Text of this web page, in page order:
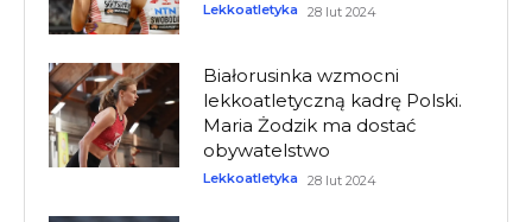
Lekkoatletyka 28 lut 2024
Białorusinka wzmocni
lekkoatletyczną kadrę Polski.
Maria Żodzik ma dostać
obywatelstwo
Lekkoatletyka 28 lut 2024